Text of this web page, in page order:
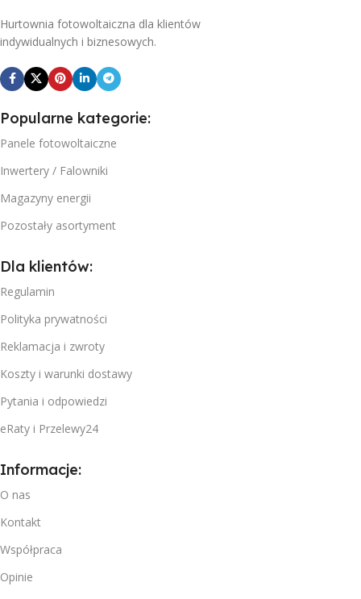
Hurtownia fotowoltaiczna dla klientów
indywidualnych i biznesowych.
Popularne kategorie:
Panele fotowoltaiczne
Inwertery / Falowniki
Magazyny energii
Pozostały asortyment
Dla klientów:
Regulamin
Polityka prywatności
Reklamacja i zwroty
Koszty i warunki dostawy
Pytania i odpowiedzi
eRaty i Przelewy24
Informacje:
O nas
Kontakt
Współpraca
Opinie